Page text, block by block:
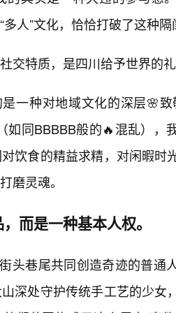
人”文化，恰恰打破了这种隔
交特质，是四川给予世界的礼
一种对地域文化的深层🌸
如同BBBBB般的🔥混乱），
饮食的精益求精，对闲暇时
磨灵魂。
而是一种基本人权。
头巷尾共同创造奇迹的普通
深处守护传统手工艺的少女